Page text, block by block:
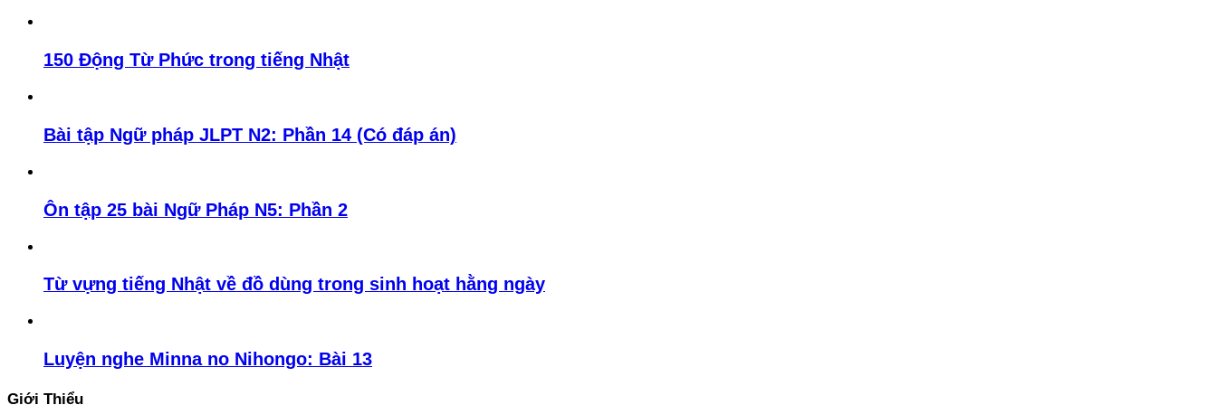
150 Động Từ Phức trong tiếng Nhật
Bài tập Ngữ pháp JLPT N2: Phần 14 (Có đáp án)
Ôn tập 25 bài Ngữ Pháp N5: Phần 2
Từ vựng tiếng Nhật về đồ dùng trong sinh hoạt hằng ngày
Luyện nghe Minna no Nihongo: Bài 13
Giới Thiểu